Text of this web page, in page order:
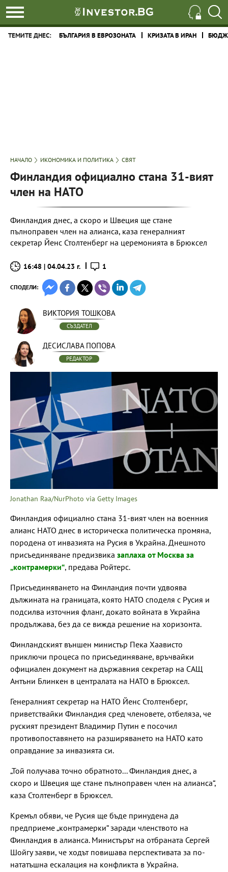
ТЕМИТЕ ДНЕС: БЪЛГАРИЯ В ЕВРОЗОНАТА КРИЗАТА В ИРАН
НАЧАЛО ИКОНОМИКА И ПОЛИТИКА СВЯТ
Финландия официално стана 31-вият
член на НАТО
Финландия днес, а скоро и Швеция ще стане
пълноправен член на алианса, каза генералният
секретар Йенс Столтенберг на церемонията в Брюксел
16:48 | 04.04.23 г. 1
СПОДЕЛИ:
ВИКТОРИЯ ТОШКОВА
СЪЗДАТЕЛ
ДЕСИСЛАВА ПОПОВА
РЕДАКТОР
Jonathan Raa/NurPhoto via Getty Images
Финландия официално стана 31-вият член на военния
алианс НАТО днес в историческа политическа промяна,
породена от инвазията на Русия в Украйна. Днешното
присъединяване предизвика заплаха от Москва за
„контрамерки“, предава Ройтерс.
Присъединяването на Финландия почти удвоява
дължината на границата, която НАТО споделя с Русия и
подсилва източния фланг, докато войната в Украйна
продължава, без да се вижда решение на хоризонта.
Финландският външен министър Пека Хаависто
приключи процеса по присъединяване, връчвайки
официален документ на държавния секретар на САЩ
Антъни Блинкен в централата на НАТО в Брюксел.
Генералният секретар на НАТО Йенс Столтенберг,
приветствайки Финландия сред членовете, отбеляза, че
руският президент Владимир Путин е посочил
противопоставянето на разширяването на НАТО като
оправдание за инвазията си.
„Той получава точно обратното... Финландия днес, а
скоро и Швеция ще стане пълноправен член на алианса“,
каза Столтенберг в Брюксел.
Кремъл обяви, че Русия ще бъде принудена да
предприеме „контрамерки“ заради членството на
Финландия в алианса. Министърът на отбраната Сергей
Шойгу заяви, че ходът повишава перспективата за по-
нататъшна ескалация на конфликта в Украйна.